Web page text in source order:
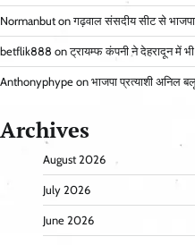
Normanbut onगढ़वाल संसदीय सीट से
betflik888 onट्रायम्फ कंपनी ने देहरादून में
Anthonyphype on भाजपा प्रत्याशी अनिल
Archives
August 2026
July 2026
June 2026